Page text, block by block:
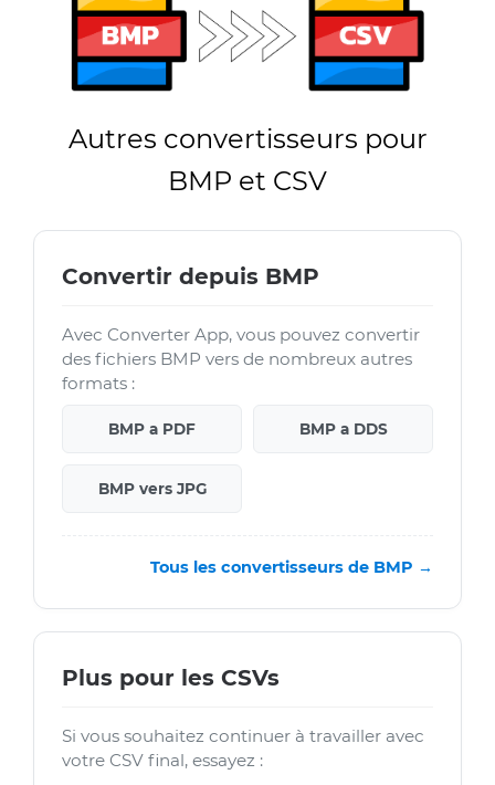
Autres convertisseurs pour
BMP et CSV
Convertir depuis BMP
Avec Converter App, vous pouvez convertir
des fichiers BMP vers de nombreux autres
formats :
BMP a PDF BMP a DDS
BMP vers JPG
Tous les convertisseurs de BMP →
Plus pour les CSVs
Si vous souhaitez continuer à travailler avec
votre CSV final, essayez :